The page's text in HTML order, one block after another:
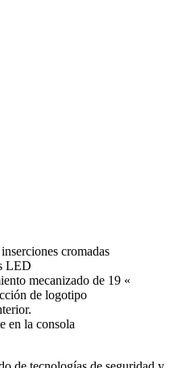
cromadas
LED
mecanizado de 19 «
de logotipo
en la consola